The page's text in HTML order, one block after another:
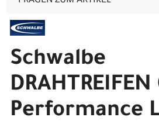
Schwalbe
Performance